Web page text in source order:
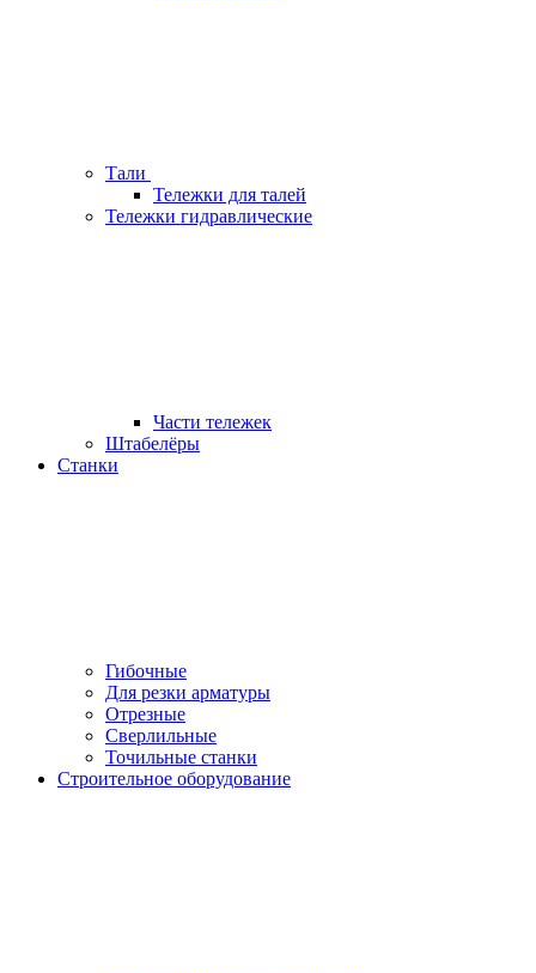
Тали
Тележки для талей
Тележки гидравлические
Части тележек
Штабелёры
Станки
Гибочные
Для резки арматуры
Отрезные
Сверлильные
Точильные станки
Строительное оборудование